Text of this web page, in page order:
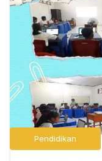
Pendidikan